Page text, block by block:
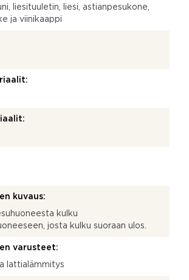
liesituuletin, liesi, astianpesukone,
ja viinikaappi
kuvaus:
kulku
josta kulku suoraan ulos.
varusteet:
lattialämmitys